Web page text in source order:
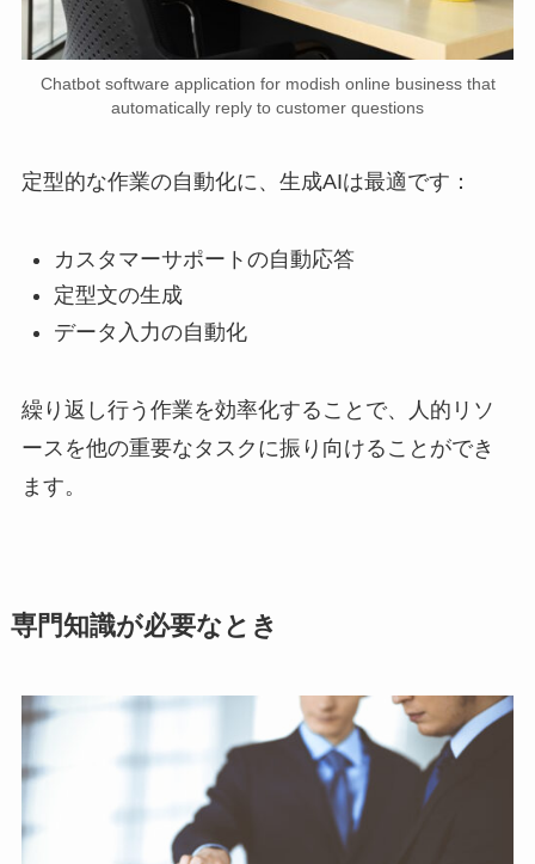
Chatbot software application for modish online business that
automatically reply to customer questions
定型的な作業の自動化に、生成AIは最適です：
カスタマーサポートの自動応答
定型文の生成
データ入力の自動化
繰り返し行う作業を効率化することで、人的リソ
ースを他の重要なタスクに振り向けることができ
ます。
専門知識が必要なとき